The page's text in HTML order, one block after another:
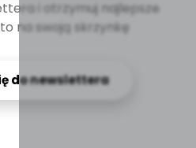
i otrzymuj najlepsze
na swoją skrzynkę
do newslettera